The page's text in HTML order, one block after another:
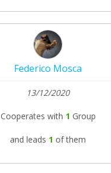
Federico Mosca
13/12/2020
Cooperates with 1 Group
and leads 1 of them